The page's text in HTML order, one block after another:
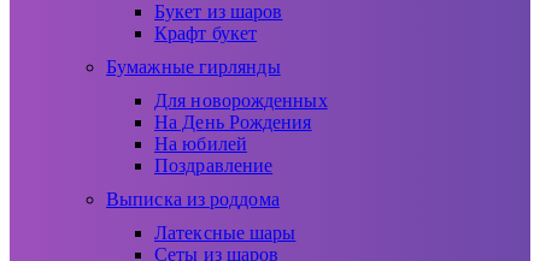
Букет из шаров
Крафт букет
Бумажные гирлянды
Для новорожденных
На День Рождения
На юбилей
Поздравление
Выписка из роддома
Латексные шары
Сеты из шаров